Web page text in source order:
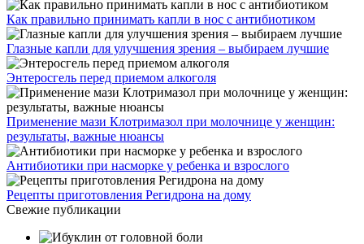
Как правильно принимать капли в нос с антибиотиком
Глазные капли для улучшения зрения – выбираем лучшие
Энтеросгель перед приемом алкоголя
Применение мази Клотримазол при молочнице у женщин:
результаты, важные нюансы
Антибиотики при насморке у ребенка и взрослого
Рецепты приготовления Регидрона на дому
Свежие публикации